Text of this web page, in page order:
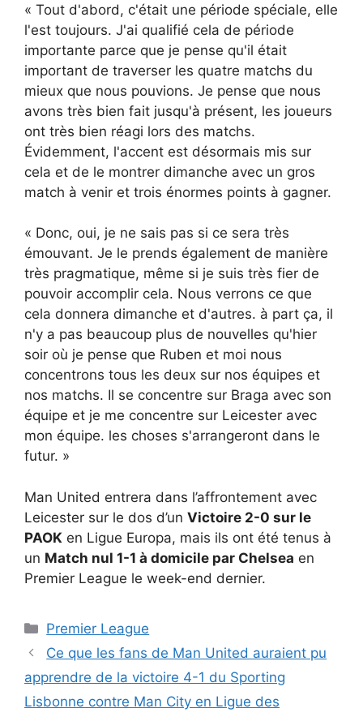
« Tout d'abord, c'était une période spéciale, elle
l'est toujours. J'ai qualifié cela de période
importante parce que je pense qu'il était
important de traverser les quatre matchs du
mieux que nous pouvions. Je pense que nous
avons très bien fait jusqu'à présent, les joueurs
ont très bien réagi lors des matchs.
Évidemment, l'accent est désormais mis sur
cela et de le montrer dimanche avec un gros
match à venir et trois énormes points à gagner.
« Donc, oui, je ne sais pas si ce sera très
émouvant. Je le prends également de manière
très pragmatique, même si je suis très fier de
pouvoir accomplir cela. Nous verrons ce que
cela donnera dimanche et d'autres. à part ça, il
n'y a pas beaucoup plus de nouvelles qu'hier
soir où je pense que Ruben et moi nous
concentrons tous les deux sur nos équipes et
nos matchs. Il se concentre sur Braga avec son
équipe et je me concentre sur Leicester avec
mon équipe. les choses s'arrangeront dans le
futur. »
Man United entrera dans l’affrontement avec
Leicester sur le dos d’un Victoire 2-0 sur le
PAOK en Ligue Europa, mais ils ont été tenus à
un Match nul 1-1 à domicile par Chelsea en
Premier League le week-end dernier.
Catégories
Premier League
Ce que les fans de Man United auraient pu
apprendre de la victoire 4-1 du Sporting
Lisbonne contre Man City en Ligue des